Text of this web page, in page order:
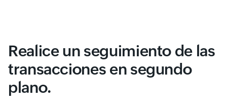
Realice un seguimiento de las
transacciones en segundo
plano.